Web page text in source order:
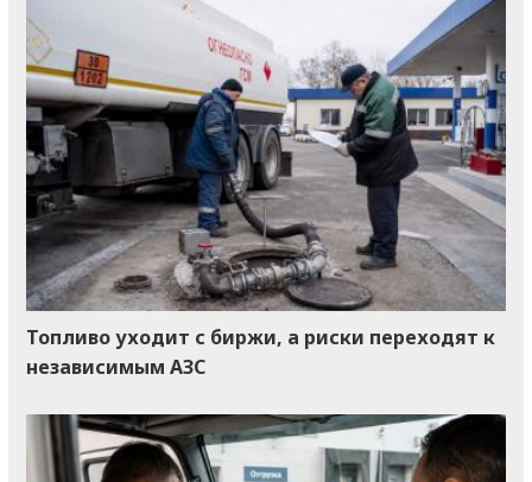
Топливо уходит с биржи, а риски переходят к
независимым АЗС